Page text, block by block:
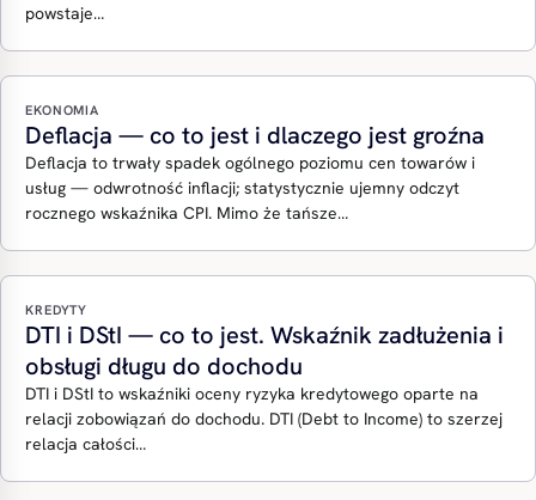
powstaje…
EKONOMIA
Deflacja — co to jest i dlaczego jest groźna
Deflacja to trwały spadek ogólnego poziomu cen towarów i
usług — odwrotność inflacji; statystycznie ujemny odczyt
rocznego wskaźnika CPI. Mimo że tańsze…
KREDYTY
DTI i DStI — co to jest. Wskaźnik zadłużenia i
obsługi długu do dochodu
DTI i DStI to wskaźniki oceny ryzyka kredytowego oparte na
relacji zobowiązań do dochodu. DTI (Debt to Income) to szerzej
relacja całości…